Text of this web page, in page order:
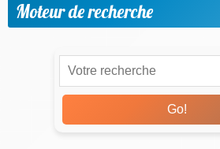
Moteur de recherche
Go!